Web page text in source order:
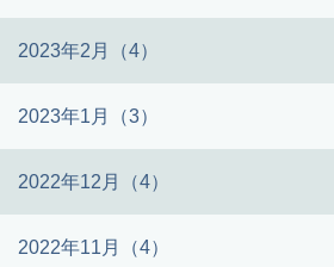
2023年2月（4）
2023年1月（3）
2022年12月（4）
2022年11月（4）